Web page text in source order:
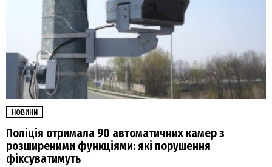
НОВИНИ
Поліція отримала 90 автоматичних камер з
розширеними функціями: які порушення
фіксуватимуть